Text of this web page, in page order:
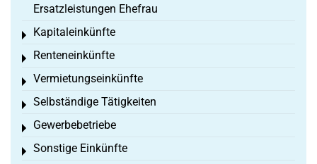
Ersatzleistungen Ehefrau
Kapitaleinkünfte
Toggle menu
Renteneinkünfte
Toggle menu
Vermietungseinkünfte
Toggle menu
Selbständige Tätigkeiten
Toggle menu
Gewerbebetriebe
Toggle menu
Sonstige Einkünfte
Toggle menu